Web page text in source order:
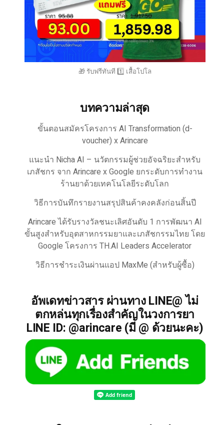
🎁 รับฟรีทันที 1️⃣ เสื้อโปโล
บทความล่าสุด
ขั้นตอนสมัครโครงการ AI Transformation (d-
voucher) x Arincare
แนะนำ Nicha AI – นวัตกรรมผู้ช่วยอัจฉริยะสำหรับ
เภสัชกร จาก Arincare x Google ยกระดับการทำงาน
ร้านยาด้วยเทคโนโลยีระดับโลก
วิธีการบันทึกรายงานสรุปสินค้าคงคลังก่อนสิ้นปี
Arincare ได้รับรางวัลชนะเลิศอันดับ 1 การพัฒนา AI
ขั้นสูงสำหรับอุตสาหกรรมยาและเภสัชกรรมไทย โดย
Google โครงการ TH.AI Leaders Accelerator
วิธีการชำระเงินผ่านแอป MaxMe (สำหรับผู้ซื้อ)
อัพเดทข่าวสาร ผ่านทาง LINE@ ไม่
ตกหล่นทุกเรื่องสำคัญในวงการยา
LINE ID: @arincare (มี @ ด้วยนะคะ)